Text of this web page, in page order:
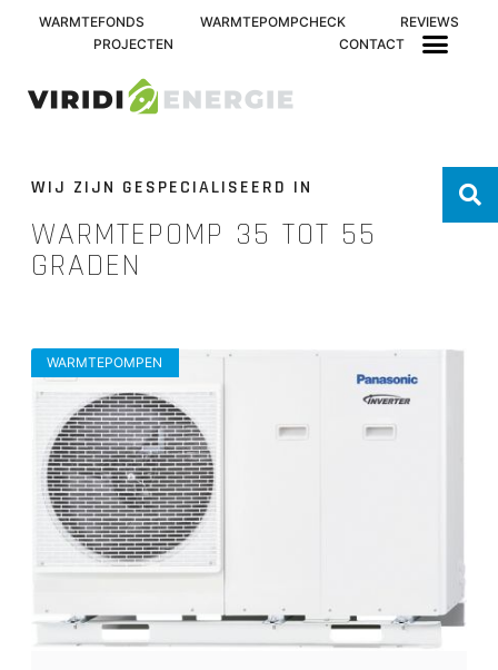
WARMTEFONDS WARMTEPOMPCHECK
REVIEWS
PROJECTEN
CONTACT
WIJ ZIJN GESPECIALISEERD IN
WARMTEPOMP 35 TOT 55
GRADEN
WARMTEPOMPEN